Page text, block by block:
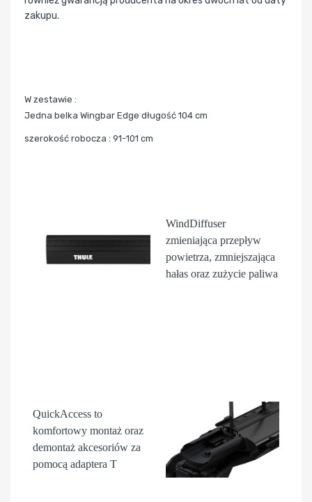
zakupu.
W zestawie :
Jedna belka Wingbar Edge długość 104 cm
szerokość robocza : 91-101 cm
WindDiffuser
zmieniająca przepływ
powietrza, zmniejszająca
hałas oraz zużycie paliwa
QuickAccess to
komfortowy montaż oraz
demontaż akcesoriów za
pomocą adaptera T